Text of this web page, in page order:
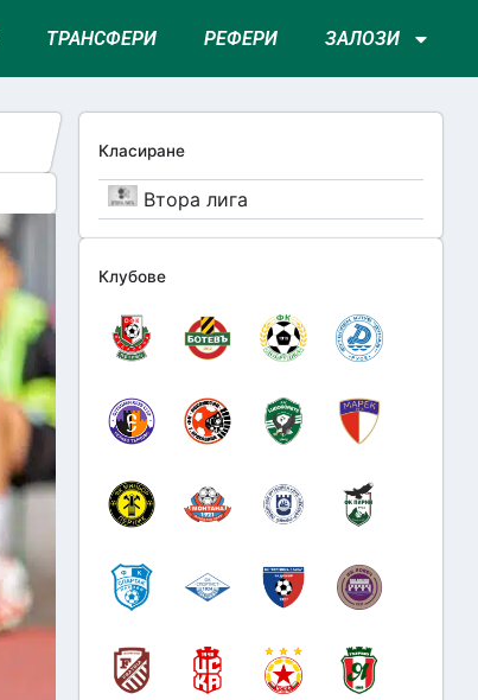
ТРАНСФЕРИ РЕФЕРИ ЗАЛОЗИ
Класиране
Втора лига
Клубове